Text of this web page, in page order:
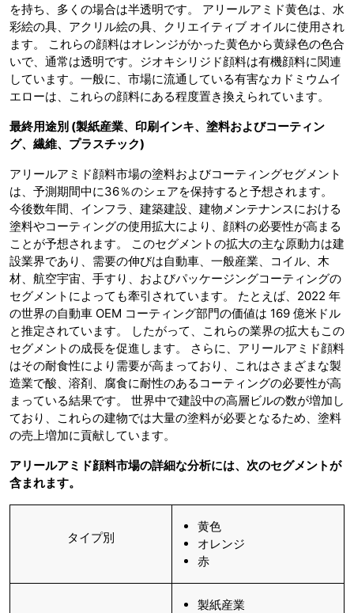
を持ち、多くの場合は半透明です。 アリールアミド黄色は、水
彩絵の具、アクリル絵の具、クリエイティブ オイルに使用され
ます。 これらの顔料はオレンジがかった黄色から黄緑色の色合
いで、通常は透明です。ジオキシリジド顔料は有機顔料に関連
しています。一般に、市場に流通している有害なカドミウムイ
エローは、これらの顔料にある程度置き換えられています。
最終用途別 (製紙産業、印刷インキ、塗料およびコーティン
グ、繊維、プラスチック)
アリールアミド顔料市場の塗料およびコーティングセグメント
は、予測期間中に36％のシェアを保持すると予想されます。
今後数年間、インフラ、建築建設、建物メンテナンスにおける
塗料やコーティングの使用拡大により、顔料の必要性が高まる
ことが予想されます。 このセグメントの拡大の主な原動力は建
設業界であり、需要の伸びは自動車、一般産業、コイル、木
材、航空宇宙、手すり、およびパッケージングコーティングの
セグメントによっても牽引されています。 たとえば、2022 年
の世界の自動車 OEM コーティング部門の価値は 169 億米ドル
と推定されています。 したがって、これらの業界の拡大もこの
セグメントの成長を促進します。 さらに、アリールアミド顔料
はその耐食性により需要が高まっており、これはさまざまな製
造業で酸、溶剤、腐食に耐性のあるコーティングの必要性が高
まっている結果です。 世界中で建設中の高層ビルの数が増加し
ており、これらの建物では大量の塗料が必要となるため、塗料
の売上増加に貢献しています。
アリールアミド顔料市場の詳細な分析には、次のセグメントが
含まれます。
タイプ別
黄色
オレンジ
赤
製紙産業